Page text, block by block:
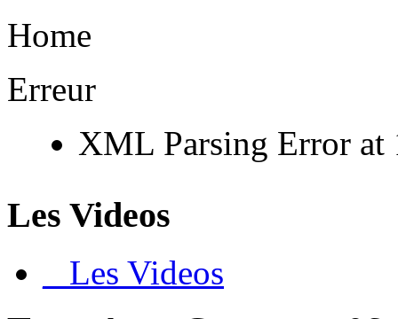
Home
Erreur
XML Parsing Error at
Les Videos
_ Les Videos